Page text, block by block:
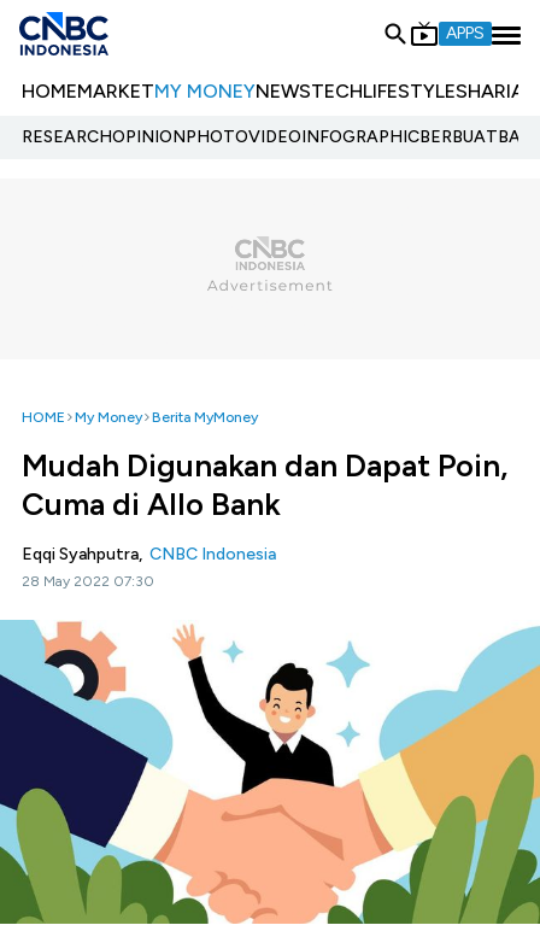
APPS
HOMEMARKETMY MONEYNEWSTECHLIFESTYLESHARIA
RESEARCHOPINIONPHOTOVIDEOINFOGRAPHIC
HOME My Money Berita MyMoney
Mudah Digunakan dan Dapat Poin,
Cuma di Allo Bank
Eqqi Syahputra, CNBC Indonesia
28 May 2022 07:30